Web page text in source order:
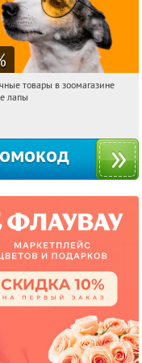
Получи первым!
товары в зоомагазине
лапы